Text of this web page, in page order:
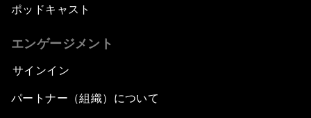
ポッドキャスト
エンゲージメント
サインイン
パートナー（組織）について